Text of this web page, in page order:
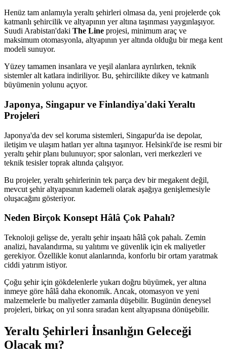
Henüz tam anlamıyla yeraltı şehirleri olmasa da, yeni projelerde çok
katmanlı şehircilik ve altyapının yer altına taşınması yaygınlaşıyor.
Suudi Arabistan'daki The Line projesi, minimum araç ve
maksimum otomasyonla, altyapının yer altında olduğu bir mega kent
modeli sunuyor.
Yüzey tamamen insanlara ve yeşil alanlara ayrılırken, teknik
sistemler alt katlara indiriliyor. Bu, şehircilikte dikey ve katmanlı
büyümenin yolunu açıyor.
Japonya, Singapur ve Finlandiya'daki Yeraltı
Projeleri
Japonya'da dev sel koruma sistemleri, Singapur'da ise depolar,
iletişim ve ulaşım hatları yer altına taşınıyor. Helsinki'de ise resmi bir
yeraltı şehir planı bulunuyor; spor salonları, veri merkezleri ve
teknik tesisler toprak altında çalışıyor.
Bu projeler, yeraltı şehirlerinin tek parça dev bir megakent değil,
mevcut şehir altyapısının kademeli olarak aşağıya genişlemesiyle
oluşacağını gösteriyor.
Neden Birçok Konsept Hâlâ Çok Pahalı?
Teknoloji gelişse de, yeraltı şehir inşaatı hâlâ çok pahalı. Zemin
analizi, havalandırma, su yalıtımı ve güvenlik için ek maliyetler
gerekiyor. Özellikle konut alanlarında, konforlu bir ortam yaratmak
ciddi yatırım istiyor.
Çoğu şehir için gökdelenlerle yukarı doğru büyümek, yer altına
inmeye göre hâlâ daha ekonomik. Ancak, otomasyon ve yeni
malzemelerle bu maliyetler zamanla düşebilir. Bugünün deneysel
projeleri, birkaç on yıl sonra sıradan kent altyapısına dönüşebilir.
Yeraltı Şehirleri İnsanlığın Geleceği
Olacak mı?